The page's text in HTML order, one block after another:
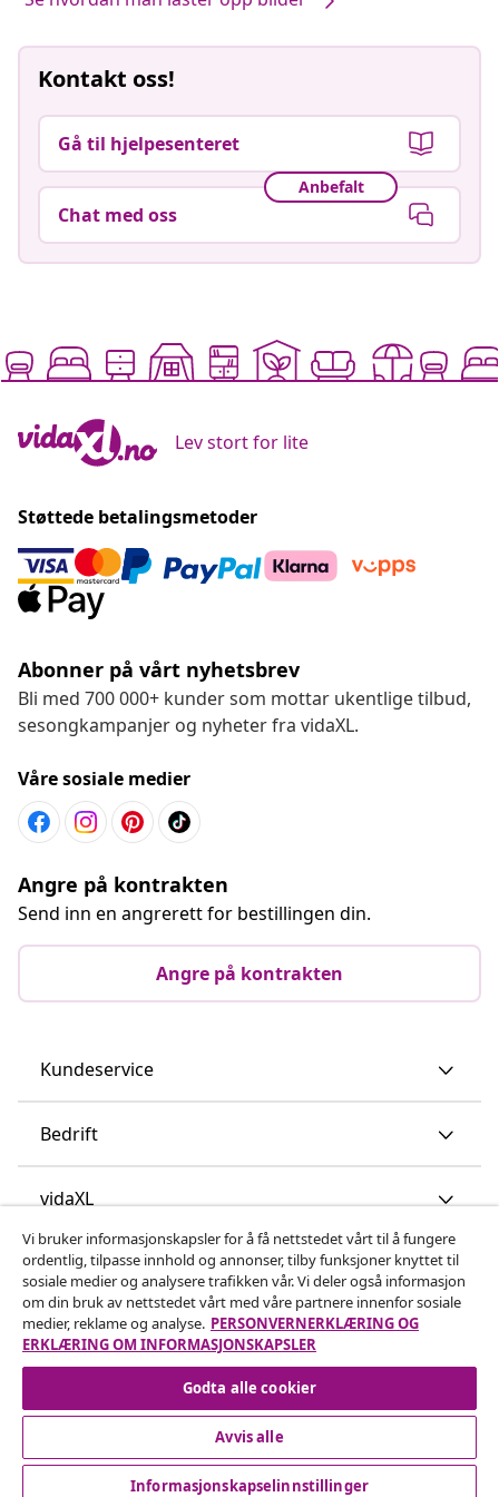
Kontakt oss!
Gå til hjelpesenteret
Anbefalt
Chat med oss
Lev stort for lite
Støttede betalingsmetoder
Abonner på vårt nyhetsbrev
Bli med 700 000+ kunder som mottar ukentlige tilbud,
sesongkampanjer og nyheter fra vidaXL.
Våre sosiale medier
Angre på kontrakten
Send inn en angrerett for bestillingen din.
Angre på kontrakten
Kundeservice
Bedrift
vidaXL
Oppdag mer
© 2008-2026 vidaXL www.vidaxl.no er et nettsted av vidaXL
Marketplace International B.V.
Vi bruker informasjonskapsler for å få nettstedet vårt til å fungere
ordentlig, tilpasse innhold og annonser, tilby funksjoner knyttet til
sosiale medier og analysere trafikken vår. Vi deler også informasjon
om din bruk av nettstedet vårt med våre partnere innenfor sosiale
medier, reklame og analyse. PERSONVERNERKLÆRING OG
ERKLÆRING OM INFORMASJONSKAPSLER
Godta alle cookier
Avvis alle
Informasjonskapselinnstillinger